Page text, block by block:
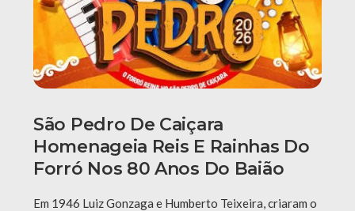
São Pedro De Caiçara
Homenageia Reis E Rainhas Do
Forró Nos 80 Anos Do Baião
Em 1946 Luiz Gonzaga e Humberto Teixeira, criaram o